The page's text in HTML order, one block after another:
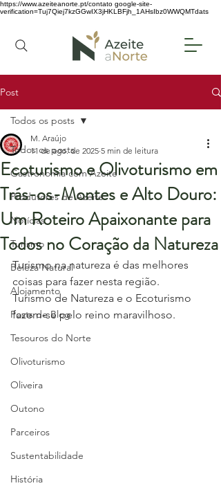
https://www.azeiteanorte.pt/contato google-site-
verification=Tuj7Qiej7kzGGwIX3jHKLBFjh_1AHsIbz0WWQMTdats
Post
Todos os posts
Gastronomia com Azeite
Produtores de Azeite
Notícias
Turismo
Beleza Natural
Alojamento
Posts de Blog
Tesouros do Norte
Olivoturismo
Oliveira
Outono
Parceiros
Sustentabilidade
História
Todos os posts
Ecoturismo e Olivoturismo em
Trás-os-Montes e Alto Douro:
Um Roteiro Apaixonante para
Todos no Coração da Natureza
M. Araújo
11 de ago. de 2025 5 min de leitura
Turismo na natureza é das melhores
coisas para fazer nesta região.
Turismo de Natureza e o Ecoturismo
fazem-se pelo reino maravilhoso.